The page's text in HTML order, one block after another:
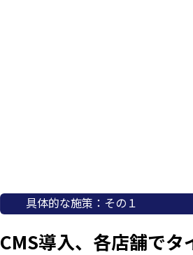
具体的な施策：その１
CMS導入、各店舗でタ